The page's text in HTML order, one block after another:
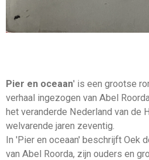
Pier en oceaan' is een grootse
verhaal ingezogen van Abel
het veranderde Nederland van de
welvarende jaren zeventig.
In 'Pier en oceaan' beschrijft Oek
van Abel Roorda, zijn ouders en